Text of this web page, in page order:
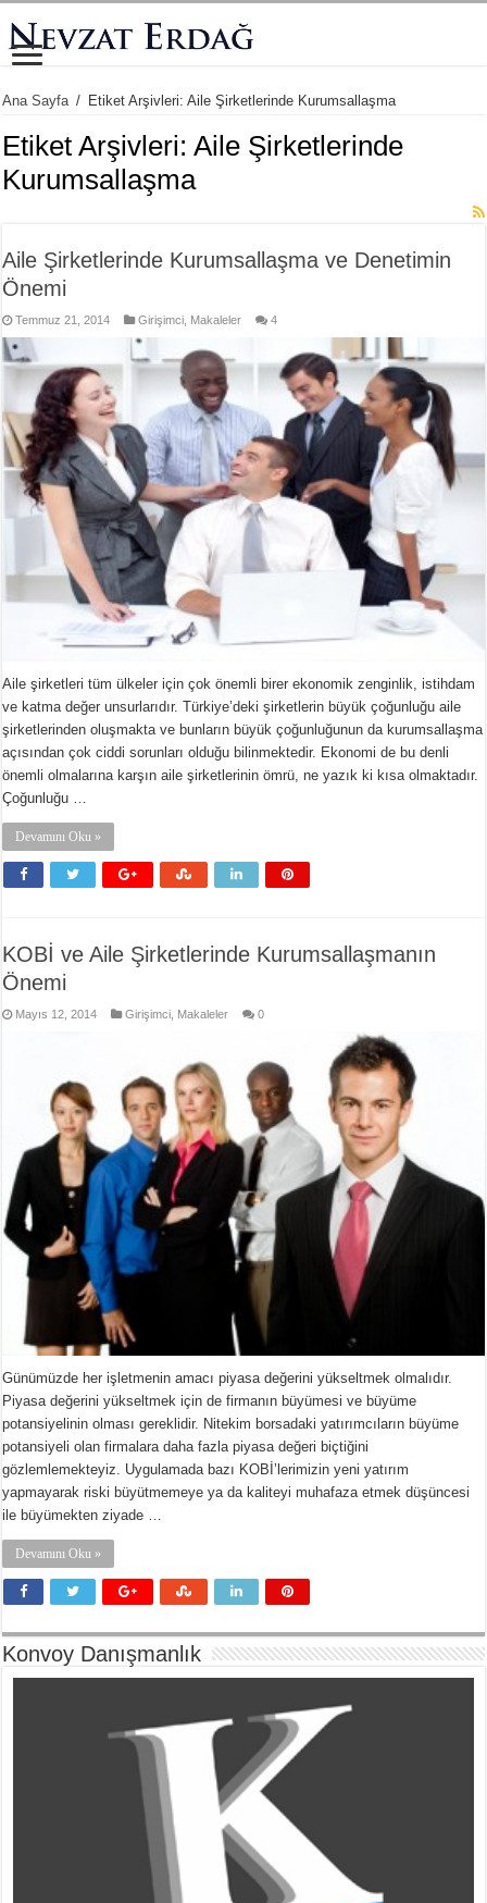
Ana Sayfa / Etiket Arşivleri: Aile Şirketlerinde Kurumsallaşma
Etiket Arşivleri:Aile Şirketlerinde
Kurumsallaşma
Aile Şirketlerinde Kurumsallaşma ve Denetimin
Önemi
Temmuz 21, 2014 Girişimci Makaleler 4
Aile şirketleri tüm ülkeler için çok önemli birer ekonomik zenginlik, istihdam
ve katma değer unsurlarıdır. Türkiye’deki şirketlerin büyük çoğunluğu aile
şirketlerinden oluşmakta ve bunların büyük çoğunluğunun da kurumsallaşma
açısından çok ciddi sorunları olduğu bilinmektedir. Ekonomi de bu denli
önemli olmalarına karşın aile şirketlerinin ömrü, ne yazık ki kısa olmaktadır.
Çoğunluğu …
Devamını Oku »
KOBİ ve Aile Şirketlerinde Kurumsallaşmanın
Önemi
Mayıs 12, 2014 Girişimci Makaleler 0
Günümüzde her işletmenin amacı piyasa değerini yükseltmek olmalıdır.
Piyasa değerini yükseltmek için de firmanın büyümesi ve büyüme
potansiyelinin olması gereklidir. Nitekim borsadaki yatırımcıların büyüme
potansiyeli olan firmalara daha fazla piyasa değeri biçtiğini
gözlemlemekteyiz. Uygulamada bazı KOBİ’lerimizin yeni yatırım
yapmayarak riski büyütmemeye ya da kaliteyi muhafaza etmek düşüncesi
ile büyümekten ziyade …
Devamını Oku »
Konvoy Danışmanlık